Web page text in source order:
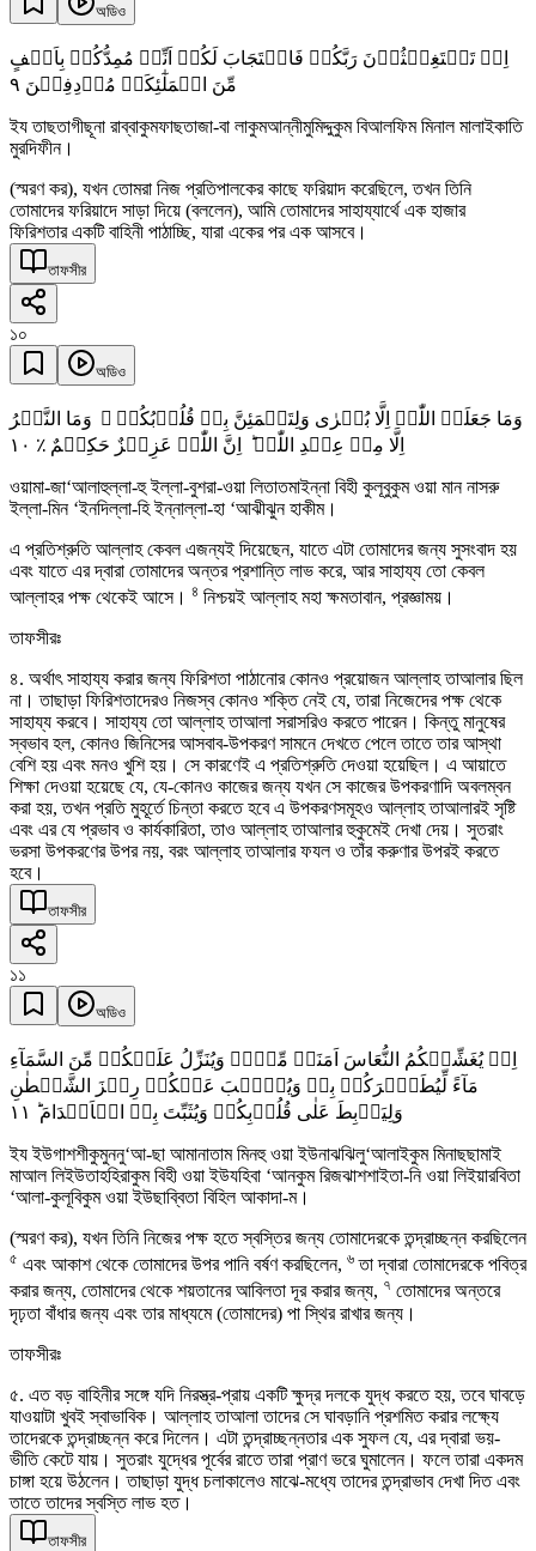
অডিও
اِذۡ تَسۡتَغِیۡثُوۡنَ رَبَّکُمۡ فَاسۡتَجَابَ لَکُمۡ اَنِّیۡ مُمِدُّکُمۡ بِاَلۡفٍ
مِّنَ الۡمَلٰٓئِکَۃِ مُرۡدِفِیۡنَ ٩
ইয তাছতাগীছূনা রাব্বাকুমফাছতাজা-বা লাকুমআন্নীমুমিদ্দুকুম বিআলফিম মিনাল মালাইকাতি
মুরদিফীন।
(স্মরণ কর), যখন তোমরা নিজ প্রতিপালকের কাছে ফরিয়াদ করেছিলে, তখন তিনি
তোমাদের ফরিয়াদে সাড়া দিয়ে (বললেন), আমি তোমাদের সাহায্যার্থে এক হাজার
ফিরিশতার একটি বাহিনী পাঠাচ্ছি, যারা একের পর এক আসবে।
তাফসীর
১০
অডিও
وَمَا جَعَلَہُ اللّٰہُ اِلَّا بُشۡرٰی وَلِتَطۡمَئِنَّ بِہٖ قُلُوۡبُکُمۡ ۚ وَمَا النَّصۡرُ
اِلَّا مِنۡ عِنۡدِ اللّٰہِ ؕ اِنَّ اللّٰہَ عَزِیۡزٌ حَکِیۡمٌ ٪ ١۰
ওয়ামা-জা‘আলাহুল্লা-হু ইল্লা-বুশরা-ওয়া লিতাতমাইন্না বিহী কুলূবুকুম ওয়া মান নাসরু
ইল্লা-মিন ‘ইনদিল্লা-হি ইন্নাল্লা-হা ‘আঝীঝুন হাকীম।
এ প্রতিশ্রুতি আল্লাহ কেবল এজন্যই দিয়েছেন, যাতে এটা তোমাদের জন্য সুসংবাদ হয়
এবং যাতে এর দ্বারা তোমাদের অন্তর প্রশান্তি লাভ করে, আর সাহায্য তো কেবল
আল্লাহর পক্ষ থেকেই আসে। ৪ নিশ্চয়ই আল্লাহ মহা ক্ষমতাবান, প্রজ্ঞাময়।
তাফসীরঃ
৪. অর্থাৎ সাহায্য করার জন্য ফিরিশতা পাঠানোর কোনও প্রয়োজন আল্লাহ তাআলার ছিল
না। তাছাড়া ফিরিশতাদেরও নিজস্ব কোনও শক্তি নেই যে, তারা নিজেদের পক্ষ থেকে
সাহায্য করবে। সাহায্য তো আল্লাহ তাআলা সরাসরিও করতে পারেন। কিন্তু মানুষের
স্বভাব হল, কোনও জিনিসের আসবাব-উপকরণ সামনে দেখতে পেলে তাতে তার আস্থা
বেশি হয় এবং মনও খুশি হয়। সে কারণেই এ প্রতিশ্রুতি দেওয়া হয়েছিল। এ আয়াতে
শিক্ষা দেওয়া হয়েছে যে, যে-কোনও কাজের জন্য যখন সে কাজের উপকরণাদি অবলম্বন
করা হয়, তখন প্রতি মুহূর্তে চিন্তা করতে হবে এ উপকরণসমূহও আল্লাহ তাআলারই সৃষ্টি
এবং এর যে প্রভাব ও কার্যকারিতা, তাও আল্লাহ তাআলার হুকুমেই দেখা দেয়। সুতরাং
ভরসা উপকরণের উপর নয়, বরং আল্লাহ তাআলার ফযল ও তাঁর করুণার উপরই করতে
হবে।
তাফসীর
১১
অডিও
اِذۡ یُغَشِّیۡکُمُ النُّعَاسَ اَمَنَۃً مِّنۡہُ وَیُنَزِّلُ عَلَیۡکُمۡ مِّنَ السَّمَآءِ
مَآءً لِّیُطَہِّرَکُمۡ بِہٖ وَیُذۡہِبَ عَنۡکُمۡ رِجۡزَ الشَّیۡطٰنِ
وَلِیَرۡبِطَ عَلٰی قُلُوۡبِکُمۡ وَیُثَبِّتَ بِہِ الۡاَقۡدَامَ ؕ ١١
ইয ইউগাশশীকুমুননু‘আ-ছা আমানাতাম মিনহু ওয়া ইউনাঝঝিলু‘আলাইকুম মিনাছছামাই
মাআল লিইউতাহহিরাকুম বিহী ওয়া ইউযহিবা ‘আনকুম রিজঝাশশাইতা-নি ওয়া লিইয়ারবিতা
‘আলা-কুলূবিকুম ওয়া ইউছাব্বিতা বিহিল আকাদা-ম।
(স্মরণ কর), যখন তিনি নিজের পক্ষ হতে স্বস্তির জন্য তোমাদেরকে তন্দ্রাচ্ছন্ন করছিলেন
৫ এবং আকাশ থেকে তোমাদের উপর পানি বর্ষণ করছিলেন, ৬ তা দ্বারা তোমাদেরকে পবিত্র
করার জন্য, তোমাদের থেকে শয়তানের আবিলতা দূর করার জন্য, ৭ তোমাদের অন্তরে
দৃঢ়তা বাঁধার জন্য এবং তার মাধ্যমে (তোমাদের) পা স্থির রাখার জন্য।
তাফসীরঃ
৫. এত বড় বাহিনীর সঙ্গে যদি নিরস্ত্র-প্রায় একটি ক্ষুদ্র দলকে যুদ্ধ করতে হয়, তবে ঘাবড়ে
যাওয়াটা খুবই স্বাভাবিক। আল্লাহ তাআলা তাদের সে ঘাবড়ানি প্রশমিত করার লক্ষ্যে
তাদেরকে তন্দ্রাচ্ছন্ন করে দিলেন। এটা তন্দ্রাচ্ছন্নতার এক সুফল যে, এর দ্বারা ভয়-
ভীতি কেটে যায়। সুতরাং যুদ্ধের পূর্বের রাতে তারা প্রাণ ভরে ঘুমালেন। ফলে তারা একদম
চাঙ্গা হয়ে উঠলেন। তাছাড়া যুদ্ধ চলাকালেও মাঝে-মধ্যে তাদের তন্দ্রাভাব দেখা দিত এবং
তাতে তাদের স্বস্তি লাভ হত।
তাফসীর